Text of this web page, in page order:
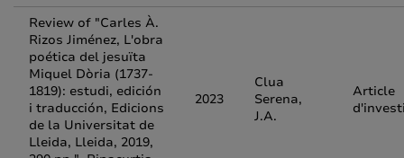
Review of "Carles À.
Rizos Jiménez, L'obra
poética del jesuïta
Miquel Dòria (1737-
1819): estudi, edición
i traducción, Edicions
de la Universitat de
Lleida, Lleida, 2019,
2023
Clua
Serena,
J.A.
Article